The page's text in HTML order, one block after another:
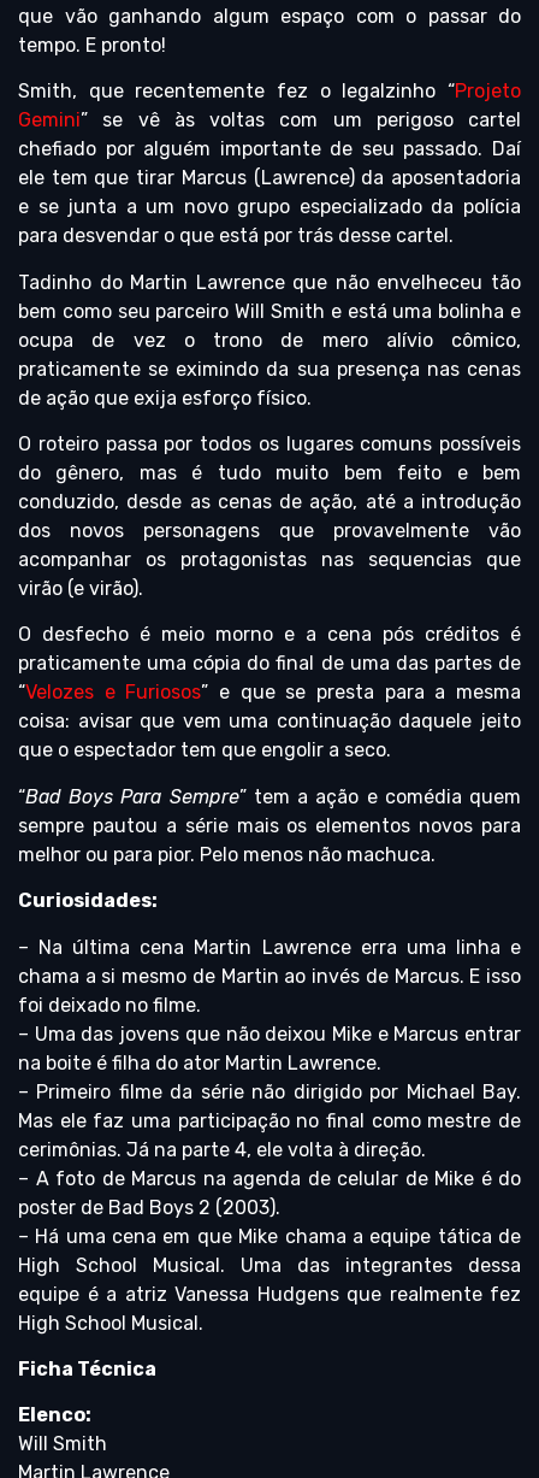
que vão ganhando algum espaço com o passar do
tempo. E pronto!
Smith, que recentemente fez o legalzinho “Projeto
Gemini” se vê às voltas com um perigoso cartel
chefiado por alguém importante de seu passado. Daí
ele tem que tirar Marcus (Lawrence) da aposentadoria
e se junta a um novo grupo especializado da polícia
para desvendar o que está por trás desse cartel.
Tadinho do Martin Lawrence que não envelheceu tão
bem como seu parceiro Will Smith e está uma bolinha e
ocupa de vez o trono de mero alívio cômico,
praticamente se eximindo da sua presença nas cenas
de ação que exija esforço físico.
O roteiro passa por todos os lugares comuns possíveis
do gênero, mas é tudo muito bem feito e bem
conduzido, desde as cenas de ação, até a introdução
dos novos personagens que provavelmente vão
acompanhar os protagonistas nas sequencias que
virão (e virão).
O desfecho é meio morno e a cena pós créditos é
praticamente uma cópia do final de uma das partes de
“Velozes e Furiosos” e que se presta para a mesma
coisa: avisar que vem uma continuação daquele jeito
que o espectador tem que engolir a seco.
“Bad Boys Para Sempre” tem a ação e comédia quem
sempre pautou a série mais os elementos novos para
melhor ou para pior. Pelo menos não machuca.
Curiosidades:
– Na última cena Martin Lawrence erra uma linha e
chama a si mesmo de Martin ao invés de Marcus. E isso
foi deixado no filme.
– Uma das jovens que não deixou Mike e Marcus entrar
na boite é filha do ator Martin Lawrence.
– Primeiro filme da série não dirigido por Michael Bay.
Mas ele faz uma participação no final como mestre de
cerimônias. Já na parte 4, ele volta à direção.
– A foto de Marcus na agenda de celular de Mike é do
poster de Bad Boys 2 (2003).
– Há uma cena em que Mike chama a equipe tática de
High School Musical. Uma das integrantes dessa
equipe é a atriz Vanessa Hudgens que realmente fez
High School Musical.
Ficha Técnica
Elenco:
Will Smith
Martin Lawrence